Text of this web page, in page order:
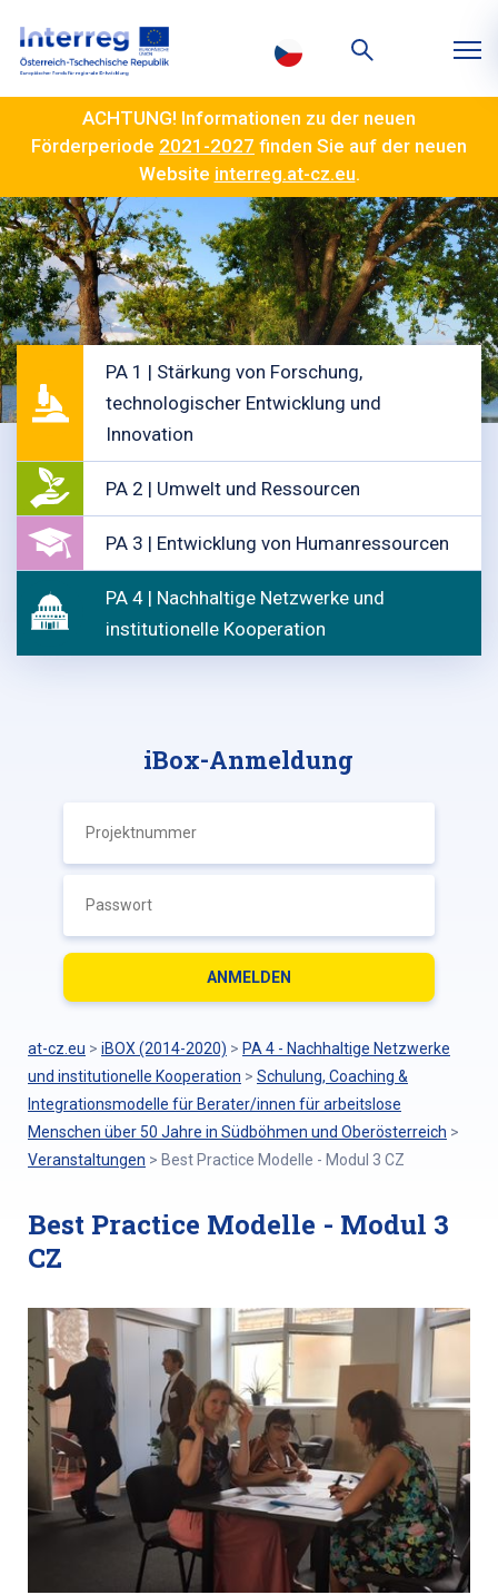
ACHTUNG! Informationen zu der neuen
Förderperiode 2021-2027 finden Sie auf der neuen
Website interreg.at-cz.eu.
PA 1 | Stärkung von Forschung,
technologischer Entwicklung und
Innovation
PA 2 | Umwelt und Ressourcen
PA 3 | Entwicklung von Humanressourcen
PA 4 | Nachhaltige Netzwerke und
institutionelle Kooperation
iBox-Anmeldung
at-cz.eu > iBOX (2014-2020) > PA 4 - Nachhaltige Netzwerke
und institutionelle Kooperation > Schulung, Coaching &
Integrationsmodelle für Berater/innen für arbeitslose
Menschen über 50 Jahre in Südböhmen und Oberösterreich >
Veranstaltungen > Best Practice Modelle - Modul 3 CZ
Best Practice Modelle - Modul 3
CZ